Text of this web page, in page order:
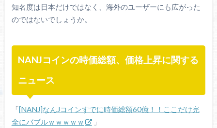
知名度は日本だけではなく、海外のユーザーにも広がった
のではないでしょうか。
NANJコインの時価総額、価格上昇に関する
ニュース
「[NANJ]なんJコインすでに時価総額60億！！ここだけ完
全にバブルｗｗｗｗｗ
」